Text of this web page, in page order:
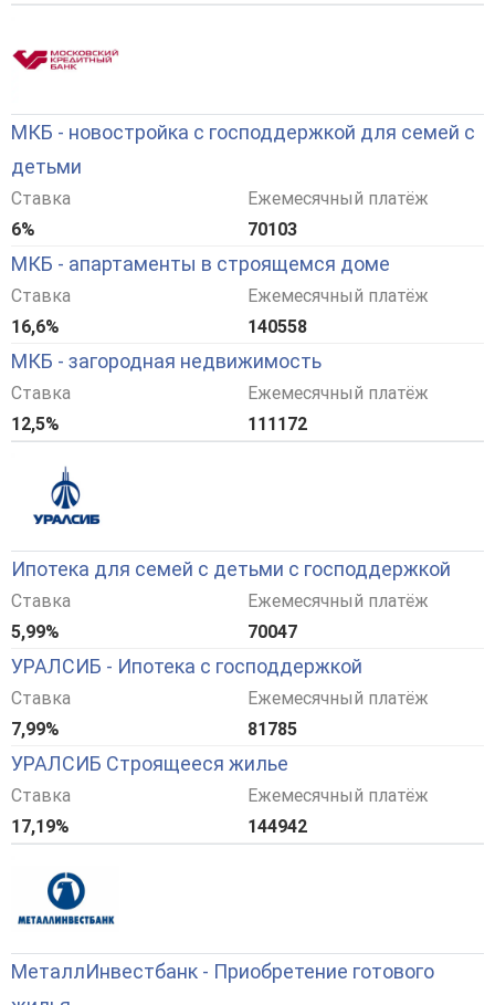
МКБ - новостройка с господдержкой для семей с
детьми
Ставка
6%
Ежемесячный платёж
70103
МКБ - апартаменты в строящемся доме
Ставка
16,6%
Ежемесячный платёж
140558
МКБ - загородная недвижимость
Ставка
12,5%
Ежемесячный платёж
111172
Ипотека для семей с детьми с господдержкой
Ставка
5,99%
Ежемесячный платёж
70047
УРАЛСИБ - Ипотека с господдержкой
Ставка
7,99%
Ежемесячный платёж
81785
УРАЛСИБ Строящееся жилье
Ставка
17,19%
Ежемесячный платёж
144942
МеталлИнвестбанк - Приобретение готового